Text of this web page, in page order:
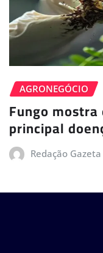
AGRONEGÓCIO
Fungo
principal
Redação